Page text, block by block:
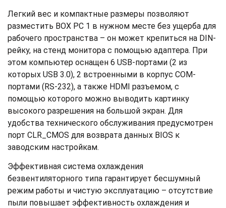
Легкий вес и компактные размеры позволяют
разместить BOX PC 1 в нужном месте без ущерба для
рабочего пространства – он может крепиться на DIN-
рейку, на стенд монитора с помощью адаптера. При
этом компьютер оснащен 6 USB-портами (2 из
которых USB 3.0), 2 встроенными в корпус COM-
портами (RS-232), а также HDMI разъемом, с
помощью которого можно выводить картинку
высокого разрешения на большой экран. Для
удобства технического обслуживания предусмотрен
порт CLR_CMOS для возврата данных BIOS к
заводским настройкам.
Эффективная система охлаждения
безвентиляторного типа гарантирует бесшумный
режим работы и чистую эксплуатацию – отсутствие
пыли повышает эффективность охлаждения и